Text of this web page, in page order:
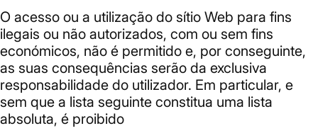
O acesso ou a utilização do sítio Web para fins
ilegais ou não autorizados, com ou sem fins
económicos, não é permitido e, por conseguinte,
as suas consequências serão da exclusiva
responsabilidade do utilizador. Em particular, e
sem que a lista seguinte constitua uma lista
absoluta, é proibido